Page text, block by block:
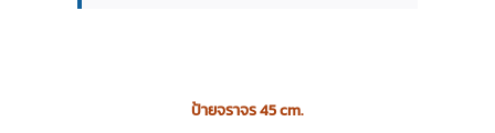
ป้ายจราจร 45 cm.